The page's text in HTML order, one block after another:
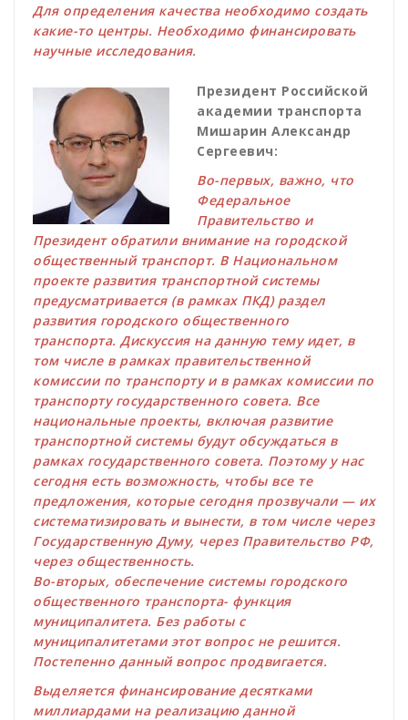
Для определения качества необходимо создать
какие-то центры. Необходимо финансировать
научные исследования.
Президент Российской
академии транспорта
Мишарин Александр
Сергеевич:
Во-первых, важно, что
Федеральное
Правительство и
Президент обратили внимание на городской
общественный транспорт. В Национальном
проекте развития транспортной системы
предусматривается (в рамках ПКД) раздел
развития городского общественного
транспорта. Дискуссия на данную тему идет, в
том числе в рамках правительственной
комиссии по транспорту и в рамках комиссии по
транспорту государственного совета. Все
национальные проекты, включая развитие
транспортной системы будут обсуждаться в
рамках государственного совета. Поэтому у нас
сегодня есть возможность, чтобы все те
предложения, которые сегодня прозвучали — их
систематизировать и вынести, в том числе через
Государственную Думу, через Правительство РФ,
через общественность.
Во-вторых, обеспечение системы городского
общественного транспорта- функция
муниципалитета. Без работы с
муниципалитетами этот вопрос не решится.
Постепенно данный вопрос продвигается.
Выделяется финансирование десятками
миллиардами на реализацию данной